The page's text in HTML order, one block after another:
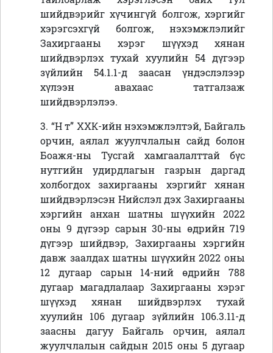
шийдвэрийг хүчингүй болгож, хэргийг
хэрэгсэхгүй болгож, нэхэмжлэлийг
Захиргааны хэрэг шүүхэд хянан
шийдвэрлэх тухай хуулийн 54 дүгээр
зүйлийн 54.1.1-д заасан үндэслэлээр
хүлээн авахаас татгалзаж
шийдвэрлэлээ.
3. “Н т” ХХК-ийн нэхэмжлэлтэй, Байгаль
орчин, аялал жуулчлалын сайд болон
Боажя-ны Тусгай хамгаалалттай бүс
нутгийн удирдлагын газрын даргад
холбогдох захиргааны хэргийг хянан
шийдвэрлэсэн Нийслэл дэх Захиргааны
хэргийн анхан шатны шүүхийн 2022
оны 9 дүгээр сарын 30-ны өдрийн 719
дүгээр шийдвэр, Захиргааны хэргийн
давж заалдах шатны шүүхийн 2022 оны
12 дугаар сарын 14-ний өдрийн 788
дугаар магадлалаар Захиргааны хэрэг
шүүхэд хянан шийдвэрлэх тухай
хуулийн 106 дугаар зүйлийн 106.3.11-д
заасны дагуу Байгаль орчин, аялал
жуулчлалын сайдын 2015 оны 5 дугаар